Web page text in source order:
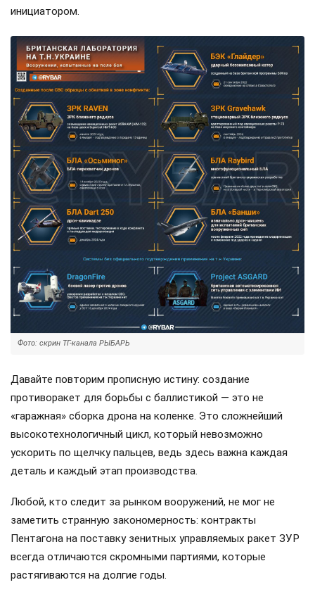
инициатором.
Фото: скрин ТГ-канала РЫБАРЬ
Давайте повторим прописную истину: создание
противоракет для борьбы с баллистикой — это не
«гаражная» сборка дрона на коленке. Это сложнейший
высокотехнологичный цикл, который невозможно
ускорить по щелчку пальцев, ведь здесь важна каждая
деталь и каждый этап производства.
Любой, кто следит за рынком вооружений, не мог не
заметить странную закономерность: контракты
Пентагона на поставку зенитных управляемых ракет ЗУР
всегда отличаются скромными партиями, которые
растягиваются на долгие годы.